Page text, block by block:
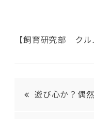
【飼育研究部 クル
遊び心か？偶